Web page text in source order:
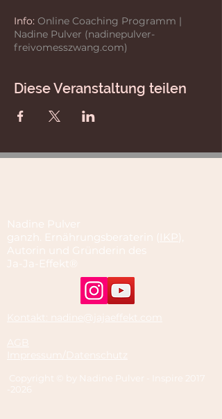
Info: Online Coaching Programm |
Nadine Pulver (nadinepulver-
freivomesszwang.com)
Diese Veranstaltung teilen
Nadine Pulver
ganzh. Ernährungsberaterin ( IKP),
Autorin und Gründerin des
Ja-Ja-Effekt®
Kontakt: nadine@jajaeffekt.com
AGB
Impressum/Datenschutz
Copyright © by Nadine Pulver - Inspire
2017
-2026